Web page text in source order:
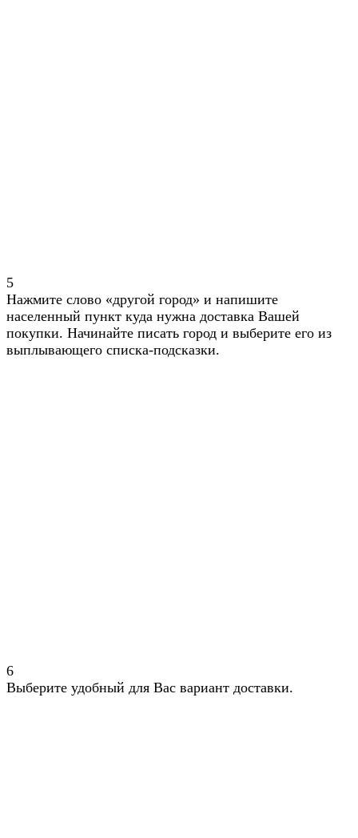
5
Нажмите слово «другой город» и напишите
населенный пункт куда нужна доставка Вашей
покупки. Начинайте писать город и выберите его из
выплывающего списка-подсказки.
6
Выберите удобный для Вас вариант доставки.